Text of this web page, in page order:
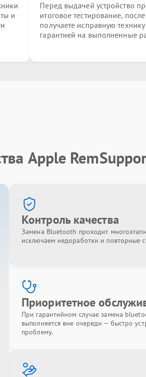
и
Перед выдачей устройство
итоговое тестирование,
получаете исправную
гарантией на выполненные
Apple
Контроль качества
Замена Bluetooth проходит
исключаем недоработки и повторные
Приоритетное
При гарантийном случае замена
выполняется вне очереди — быстро
проблему.